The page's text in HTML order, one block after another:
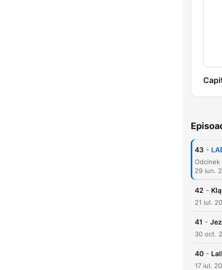
43 -
29 iun.
42 -
21 iul.
41 -
30 oct.
40 -
17 iul.